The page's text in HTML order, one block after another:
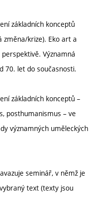
základních konceptů
změna/krize). Eko art a
Významná
70. let do současnosti.
základních konceptů –
posthumanismus – ve
významných uměleckých
seminář, v němž je
text (texty jsou